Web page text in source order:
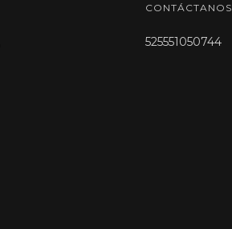
CONTÁCTANOS
525551050744